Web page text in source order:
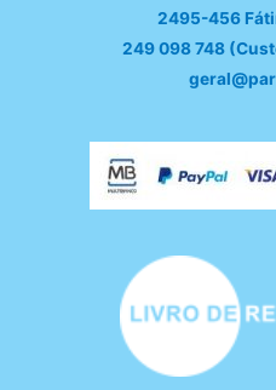
2495-456
249 098 748